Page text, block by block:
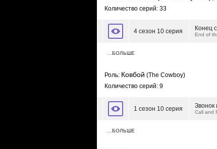
Количество серий: 33
4 сезон 10 серия Конец
End of
…БОЛЬШЕ
Роль: Ковбой (The Cowboy)
Количество серий: 9
1 сезон 10 серия Звонок
Call and
…БОЛЬШЕ